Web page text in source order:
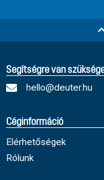
Segítségre van
hello@deuter.hu
Céginformáció
Elérhetőségek
Rólunk